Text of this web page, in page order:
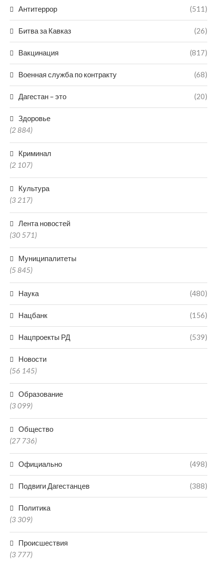
Антитеррор (511)
Битва за Кавказ (26)
Вакцинация (817)
Военная служба по контракту (68)
Дагестан – это (20)
Здоровье
(2 884)
Криминал
(2 107)
Культура
(3 217)
Лента новостей
(30 571)
Муниципалитеты
(5 845)
Наука (480)
Нацбанк (156)
Нацпроекты РД (539)
Новости
(56 145)
Образование
(3 099)
Общество
(27 736)
Официально (498)
Подвиги Дагестанцев (388)
Политика
(3 309)
Происшествия
(3 777)